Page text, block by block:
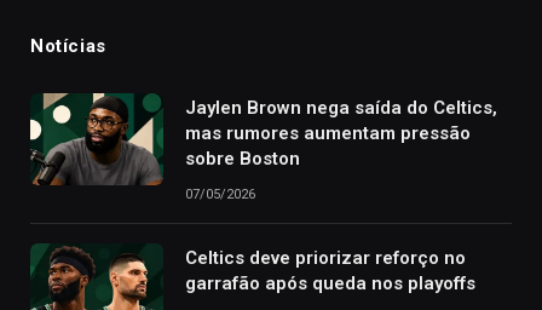
Notícias
Jaylen Brown nega saída do Celtics,
mas rumores aumentam pressão
sobre Boston
07/05/2026
Celtics deve priorizar reforço no
garrafão após queda nos playoffs